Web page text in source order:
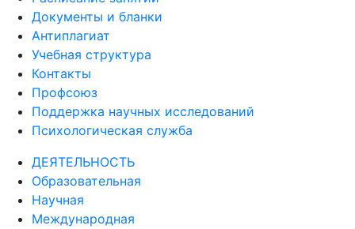
Документы и бланки
Антиплагиат
Учебная структура
Контакты
Профсоюз
Поддержка научных исследований
Психологическая служба
ДЕЯТЕЛЬНОСТЬ
Образовательная
Научная
Международная